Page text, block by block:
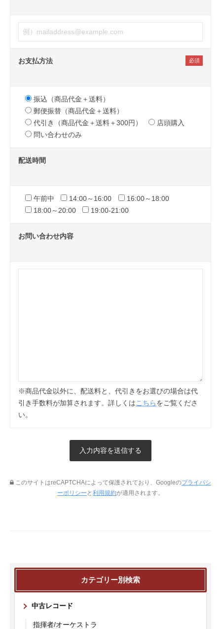
お支払方法
振込（商品代金＋送料）
郵便振替（商品代金＋送料）
代引き（商品代金＋送料＋300円）
店頭購入
問い合わせのみ
配送時間
午前中 14:00～16:00
16:00～18:00
18:00～20:00
19:00-21:00
お問い合わせ内容
※商品代金以外に、配送料と、代引きをお選びの場合は代
引き手数料が加算されます。詳しくは こちら をご覧くださ
い。
このサイトはreCAPTCHAによって保護されており、Googleのプライバシ
ーポリシー と 利用規約が適用されます。
カテゴリー別検索
中古レコード
指揮者/オーケストラ